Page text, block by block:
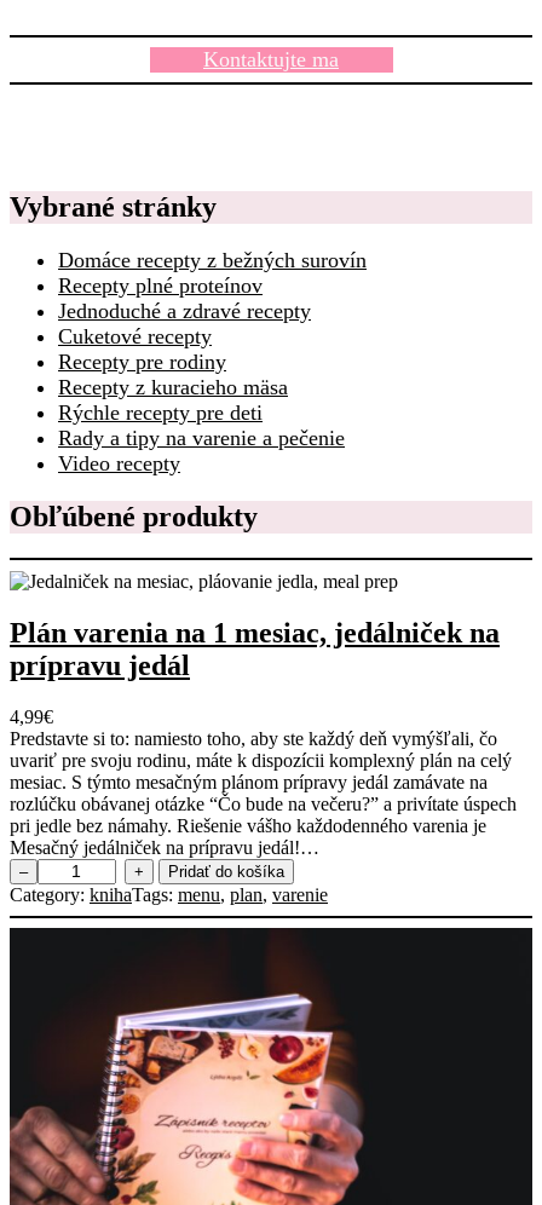
Kontaktujte ma
Vybrané stránky
Domáce recepty z bežných surovín
Recepty plné proteínov
Jednoduché a zdravé recepty
Cuketové recepty
Recepty pre rodiny
Recepty z kuracieho mäsa
Rýchle recepty pre deti
Rady a tipy na varenie a pečenie
Video recepty
Obľúbené produkty
Plán varenia na 1 mesiac, jedálniček na
prípravu jedál
4,99€
Predstavte si to: namiesto toho, aby ste každý deň vymýšľali, čo
uvariť pre svoju rodinu, máte k dispozícii komplexný plán na celý
mesiac. S týmto mesačným plánom prípravy jedál zamávate na
rozlúčku obávanej otázke “Čo bude na večeru?” a privítate úspech
pri jedle bez námahy. Riešenie vášho každodenného varenia je
Mesačný jedálniček na prípravu jedál!…
–
m
n
o
ž
v
a
r
e
+ Pridať do košíka
Category: knihaTags: menu, plan, varenie